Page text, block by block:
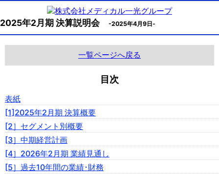
2025年2月期 決算説明会 -2025年4月9日-
一覧ページへ戻る
目次
表紙
[1]2025年2月期 決算概要
[2］セグメント別概要
[3］中期経営計画
[4］2026年2月期 業績見通し
[5］過去10年間の業績･財務